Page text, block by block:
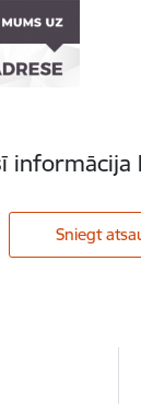
informācija
Sniegt